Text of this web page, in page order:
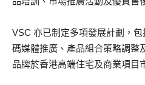
VSC 亦已制定多項發展計劃，
碼媒體推廣、產品組合策略調整
品牌於香港高端住宅及商業項目